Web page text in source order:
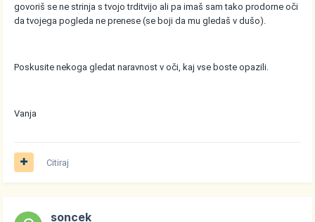
govoriš se ne strinja s tvojo trditvijo ali pa imaš sam tako prodorne oči
da tvojega pogleda ne prenese (se boji da mu gledaš v dušo).
Poskusite nekoga gledat naravnost v oči, kaj vse boste opazili.
Vanja
Citiraj
soncek